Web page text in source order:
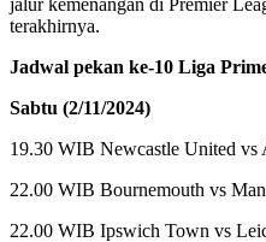
terakhirnya.
Jadwal pekan ke-10 Liga
Sabtu (2/11/2024)
19.30 WIB Newcastle United vs
22.00 WIB Bournemouth vs
22.00 WIB Ipswich Town vs